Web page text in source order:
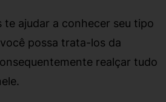
te ajudar a conhecer seu tipo
possa trata-los da
realçar tudo